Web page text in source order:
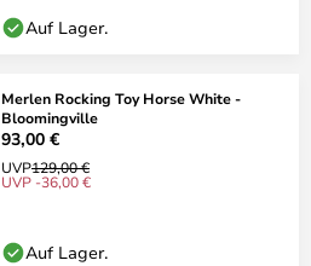
Auf Lager.
Merlen Rocking Toy Horse White -
Bloomingville
93,00 €
UVP129,00 €
UVP -36,00 €
Auf Lager.